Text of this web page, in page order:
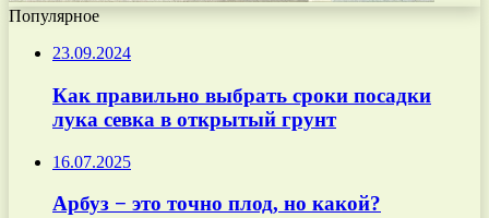
Популярное
23.09.2024
Как правильно выбрать сроки посадки
лука севка в открытый грунт
16.07.2025
Арбуз − это точно плод, но какой?